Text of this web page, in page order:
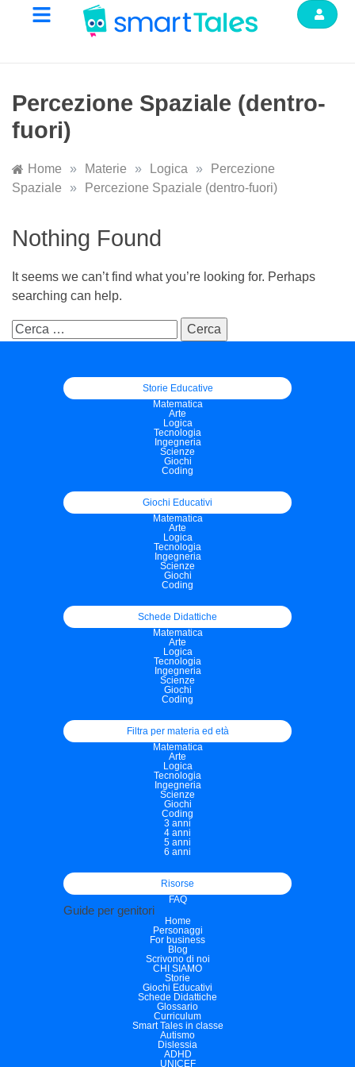
Percezione Spaziale (dentro-
fuori)
Home » Materie » Logica »
Percezione
Spaziale
» Percezione Spaziale (dentro-fuori)
Nothing Found
It seems we can’t find what you’re looking for. Perhaps
searching can help.
Storie Educative
Matematica
Arte
Logica
Tecnologia
Ingegneria
Scienze
Giochi
Coding
Giochi Educativi
Matematica
Arte
Logica
Tecnologia
Ingegneria
Scienze
Giochi
Coding
Schede Didattiche
Matematica
Arte
Logica
Tecnologia
Ingegneria
Scienze
Giochi
Coding
Filtra per materia ed età
Matematica
Arte
Logica
Tecnologia
Ingegneria
Scienze
Giochi
Coding
3 anni
4 anni
5 anni
6 anni
Risorse
FAQ
Guide per genitori
Home
Personaggi
For business
Blog
Scrivono di noi
CHI SIAMO
Storie
Giochi Educativi
Schede Didattiche
Glossario
Curriculum
Smart Tales in classe
Autismo
Dislessia
ADHD
UNICEF